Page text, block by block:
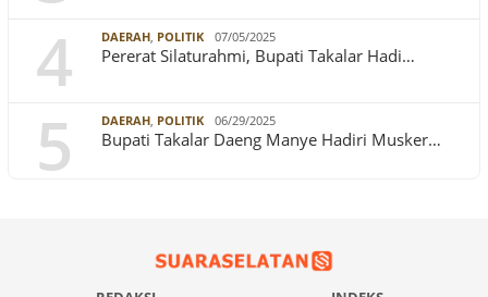
4 DAERAH, POLITIK 07/05/2025
Pererat Silaturahmi, Bupati Takalar Hadi…
5 DAERAH, POLITIK 06/29/2025
Bupati Takalar Daeng Manye Hadiri Musker…